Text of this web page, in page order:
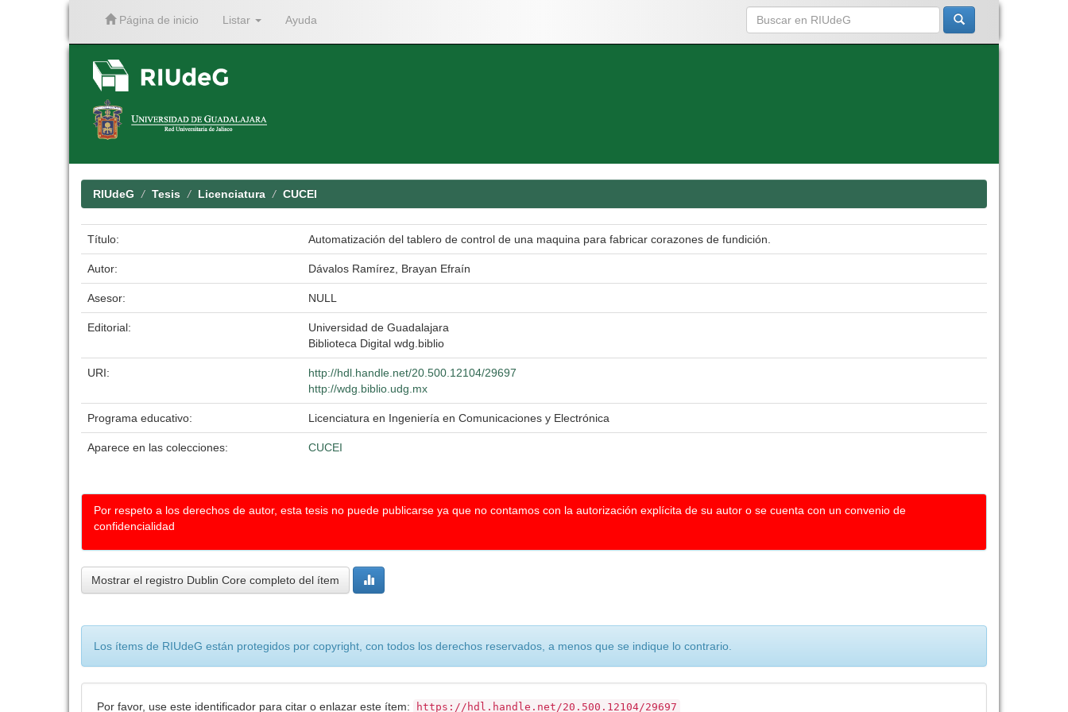
Página de inicio Listar Ayuda
RIUdeG Tesis Licenciatura CUCEI
Título: Automatización del tablero de control de una maquina para fabricar corazones de fundición.
Autor: Dávalos Ramírez, Brayan Efraín
Asesor: NULL
Editorial:
Universidad de Guadalajara
Biblioteca Digital wdg.biblio
URI:
http://hdl.handle.net/20.500.12104/29697
http://wdg.biblio.udg.mx
Programa educativo: Licenciatura en Ingeniería en Comunicaciones y Electrónica
Aparece en las colecciones: CUCEI
Por respeto a los derechos de autor, esta tesis no puede publicarse ya que no contamos con la autorización explícita de su autor o se cuenta con un convenio de
confidencialidad
Mostrar el registro Dublin Core completo del ítem
Los ítems de RIUdeG están protegidos por copyright, con todos los derechos reservados, a menos que se indique lo contrario.
Por favor, use este identificador para citar o enlazar este ítem: https://hdl.handle.net/20.500.12104/29697